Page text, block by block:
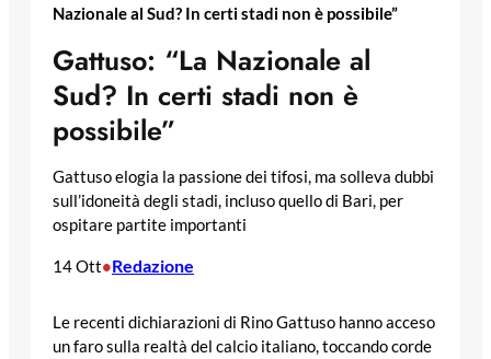
Nazionale al Sud? In certi stadi non è possibile”
Gattuso: “La Nazionale al
Sud? In certi stadi non è
possibile”
Gattuso elogia la passione dei tifosi, ma solleva dubbi
sull’idoneità degli stadi, incluso quello di Bari, per
ospitare partite importanti
14 Ott•Redazione
Le recenti dichiarazioni di Rino Gattuso hanno acceso
un faro sulla realtà del calcio italiano, toccando corde